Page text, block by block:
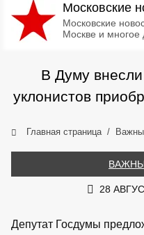
Московские
Московские
Москве и многое
В Думу
уклонистов
Главная страница
28
Депутат Госдумы